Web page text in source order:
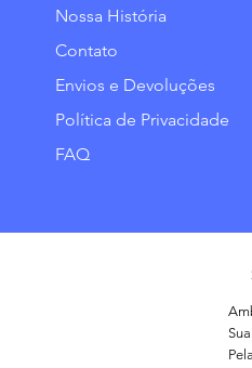
Nossa História
Contato
Envios e Devoluções
Política de Privacidade
FAQ